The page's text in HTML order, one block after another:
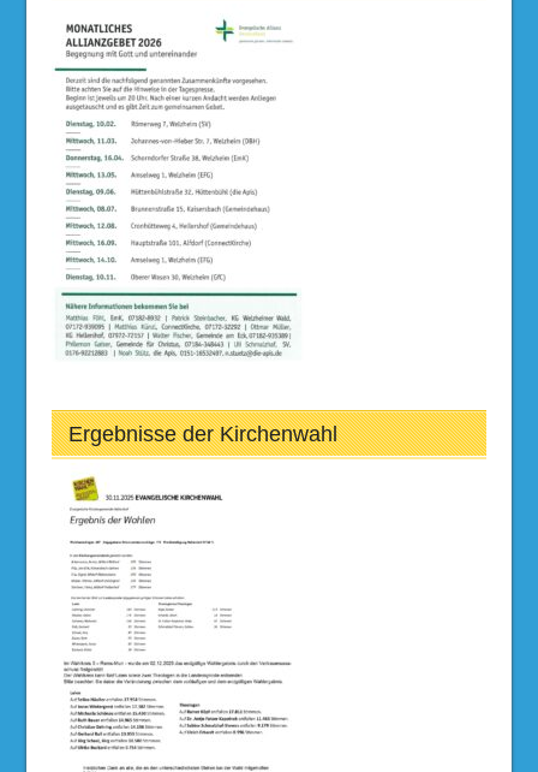
Ergebnisse der Kirchenwahl